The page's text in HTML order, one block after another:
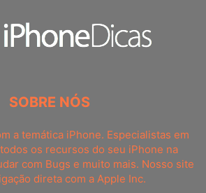
SOBRE NÓS
a temática iPhone. Especialistas em
os recursos do seu iPhone na
com Bugs e muito mais. Nosso site
direta com a Apple Inc.